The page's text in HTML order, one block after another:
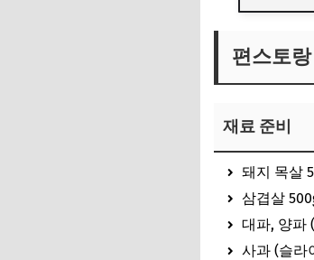
편스토
재료 준비
돼지 목살
삼겹살
대파, 양파
사과 (슬라